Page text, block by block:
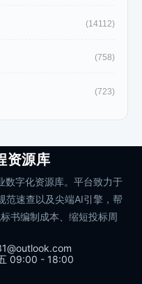
(14112)
(758)
(723)
资源库
数字化资源库。平台致力于
范速查以及尖端AI引擎，帮
书编制成本、缩短投标周
09:00 - 18:00